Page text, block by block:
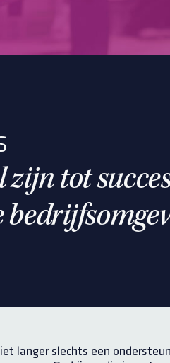
zijn tot
langer slechts een